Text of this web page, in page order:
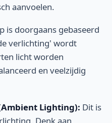
aanvoelen.
is doorgaans gebaseerd
verlichting' wordt
licht worden
en veelzijdig
Lighting): Dit is
Denk aan